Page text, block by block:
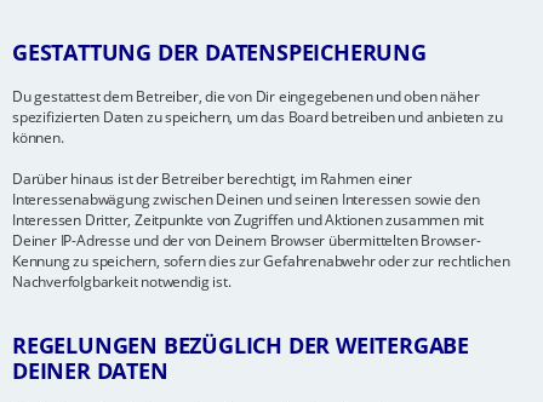
GESTATTUNG DER DATENSPEICHERUNG
Du gestattest dem Betreiber, die von Dir eingegebenen und oben näher
spezifizierten Daten zu speichern, um das Board betreiben und anbieten zu
können.
Darüber hinaus ist der Betreiber berechtigt, im Rahmen einer
Interessenabwägung zwischen Deinen und seinen Interessen sowie den
Interessen Dritter, Zeitpunkte von Zugriffen und Aktionen zusammen mit
Deiner IP-Adresse und der von Deinem Browser übermittelten Browser-
Kennung zu speichern, sofern dies zur Gefahrenabwehr oder zur rechtlichen
Nachverfolgbarkeit notwendig ist.
REGELUNGEN BEZÜGLICH DER WEITERGABE
DEINER DATEN